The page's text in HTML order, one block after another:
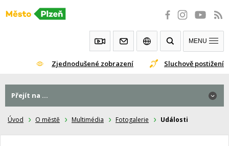
Přeskočit
Zjednodušené zobrazení Sluchově postižení
MENU
Úvod O městě Multimédia Fotogalerie Události
Přejít na ...